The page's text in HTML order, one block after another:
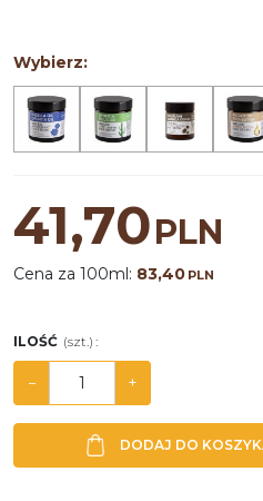
Wybierz:
41,70PLN
Cena za 100ml: 83,40 PLN
ILOŚĆ (szt.) :
− +
DODAJ DO